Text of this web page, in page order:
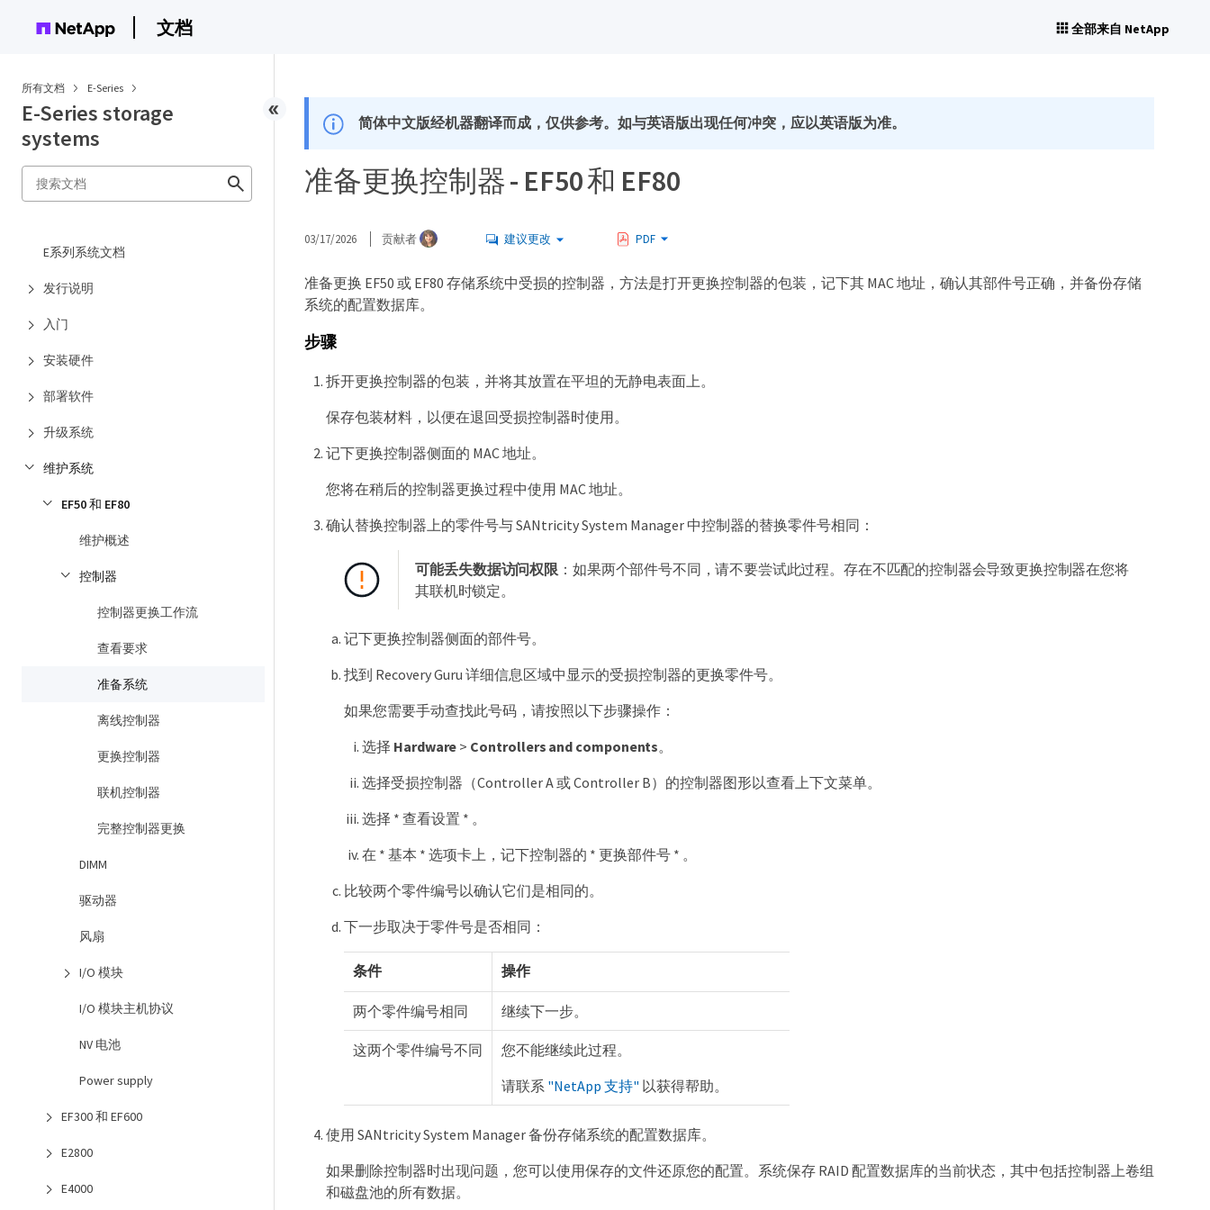
文档 全部来自 NetApp
所有文档 E-Series
E-Series storage
systems
E系列系统文档
发行说明
入门
安装硬件
部署软件
升级系统
维护系统
EF50 和 EF80
维护概述
控制器
控制器更换工作流
查看要求
准备系统
离线控制器
更换控制器
联机控制器
完整控制器更换
DIMM
驱动器
风扇
I/O 模块
I/O 模块主机协议
NV 电池
Power supply
EF300 和 EF600
E2800
E4000
简体中文版经机器翻译而成，仅供参考。如与英语版出现任何冲突，应以英语版为准。
准备更换控制器 - EF50 和 EF80
03/17/2026 贡献者 建议更改 PDF
准备更换 EF50 或 EF80 存储系统中受损的控制器，方法是打开更换控制器的包装，记下其 MAC 地址，确认其部件号正确，并备份存储
系统的配置数据库。
步骤
拆开更换控制器的包装，并将其放置在平坦的无静电表面上。
保存包装材料，以便在退回受损控制器时使用。
记下更换控制器侧面的 MAC 地址。
您将在稍后的控制器更换过程中使用 MAC 地址。
确认替换控制器上的零件号与 SANtricity System Manager 中控制器的替换零件号相同：
可能丢失数据访问权限 ：如果两个部件号不同，请不要尝试此过程。存在不匹配的控制器会导致更换控制器在您将
其联机时锁定。
记下更换控制器侧面的部件号。
找到 Recovery Guru 详细信息区域中显示的受损控制器的更换零件号。
如果您需要手动查找此号码，请按照以下步骤操作：
选择 Hardware > Controllers and components。
选择受损控制器（Controller A 或 Controller B）的控制器图形以查看上下文菜单。
选择 * 查看设置 * 。
在 * 基本 * 选项卡上，记下控制器的 * 更换部件号 * 。
比较两个零件编号以确认它们是相同的。
下一步取决于零件号是否相同：
条件 操作
两个零件编号相同 继续下一步。
这两个零件编号不同
您不能继续此过程。
请联系 "NetApp 支持" 以获得帮助。
使用 SANtricity System Manager 备份存储系统的配置数据库。
如果删除控制器时出现问题，您可以使用保存的文件还原您的配置。系统保存 RAID 配置数据库的当前状态，其中包括控制器上卷组
和磁盘池的所有数据。